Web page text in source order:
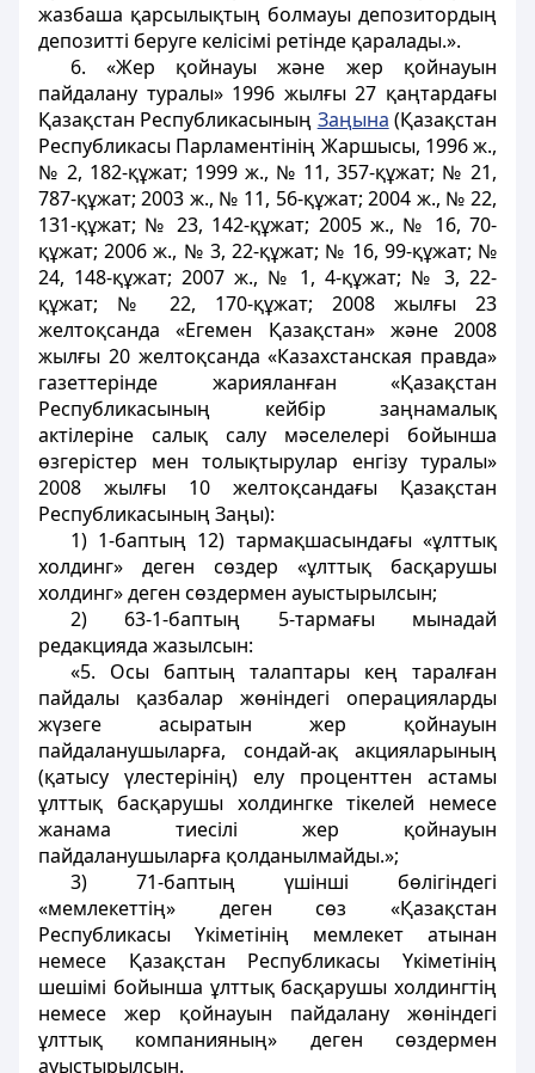
жазбаша қарсылықтың болмауы депозитордың
депозитті беруге келісімі ретінде қаралады.».
6. «Жер қойнауы және жер қойнауын
пайдалану туралы» 1996 жылғы 27 қаңтардағы
Қазақстан Республикасының Заңына (Қазақстан
Республикасы Парламентінің Жаршысы, 1996 ж.,
№ 2, 182-құжат; 1999 ж., № 11, 357-құжат; № 21,
787-құжат; 2003 ж., № 11, 56-құжат; 2004 ж., № 22,
131-құжат; № 23, 142-құжат; 2005 ж., № 16, 70-
құжат; 2006 ж., № 3, 22-құжат; № 16, 99-құжат; №
24, 148-құжат; 2007 ж., № 1, 4-құжат; № 3, 22-
құжат; № 22, 170-құжат; 2008 жылғы 23
желтоқсанда «Егемен Қазақстан» және 2008
жылғы 20 желтоқсанда «Казахстанская правда»
газеттерінде жарияланған «Қазақстан
Республикасының кейбір заңнамалық
актілеріне салық салу мәселелері бойынша
өзгерістер мен толықтырулар енгізу туралы»
2008 жылғы 10 желтоқсандағы Қазақстан
Республикасының Заңы):
1) 1-баптың 12) тармақшасындағы «ұлттық
холдинг» деген сөздер «ұлттық басқарушы
холдинг» деген сөздермен ауыстырылсын;
2) 63-1-баптың 5-тармағы мынадай
редакцияда жазылсын:
«5. Осы баптың талаптары кең таралған
пайдалы қазбалар жөніндегі операцияларды
жүзеге асыратын жер қойнауын
пайдаланушыларға, сондай-ақ акцияларының
(қатысу үлестерінің) елу проценттен астамы
ұлттық басқарушы холдингке тікелей немесе
жанама тиесілі жер қойнауын
пайдаланушыларға қолданылмайды.»;
3) 71-баптың үшінші бөлігіндегі
«мемлекеттің» деген сөз «Қазақстан
Республикасы Үкіметінің мемлекет атынан
немесе Қазақстан Республикасы Үкіметінің
шешімі бойынша ұлттық басқарушы холдингтің
немесе жер қойнауын пайдалану жөніндегі
ұлттық компанияның» деген сөздермен
ауыстырылсын.